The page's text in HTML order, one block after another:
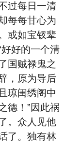
过每日一清
每每甘心为
或如宝钗辈
好的一个清
国贼禄鬼之
，原为导后
琼闺绣阁中
德！”因此祸
。众人见他
了。独有林